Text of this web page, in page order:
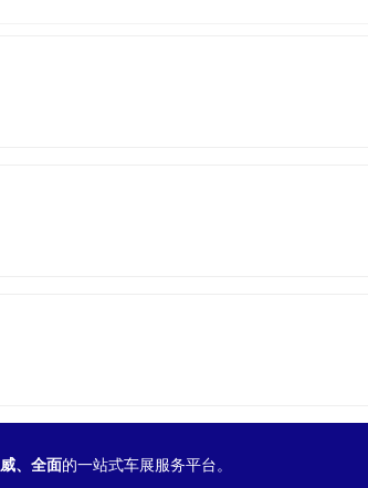
、全面的一站式车展服务平台。